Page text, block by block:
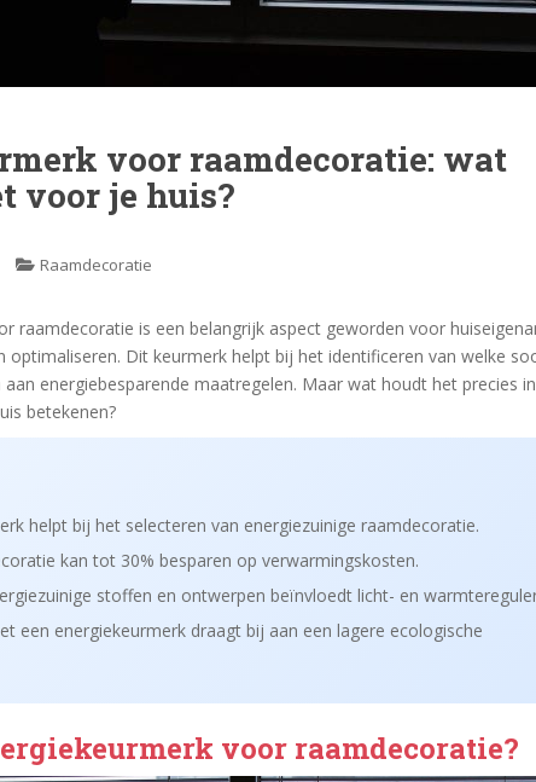
voor raamdecoratie: wat
voor je huis?
Raamdecoratie
raamdecoratie is een belangrijk aspect geworden voor
optimaliseren. Dit keurmerk helpt bij het identificeren van welke
energiebesparende maatregelen. Maar wat houdt het precies
betekenen?
helpt bij het selecteren van energiezuinige raamdecoratie.
kan tot 30% besparen op verwarmingskosten.
stoffen en ontwerpen beïnvloedt licht- en
een energiekeurmerk draagt bij aan een lagere ecologische
voor raamdecoratie?